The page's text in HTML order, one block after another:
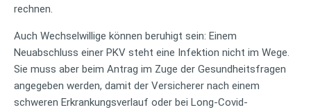
rechnen.
Auch Wechselwillige können beruhigt sein: Einem
Neuabschluss einer PKV steht eine Infektion nicht im Wege.
Sie muss aber beim Antrag im Zuge der Gesundheitsfragen
angegeben werden, damit der Versicherer nach einem
schweren Erkrankungsverlauf oder bei Long-Covid-